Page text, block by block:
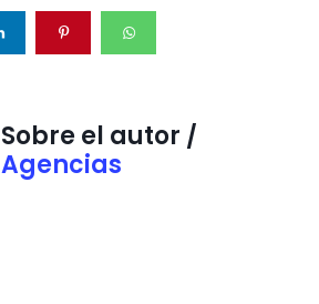
Sobre el autor /
Agencias